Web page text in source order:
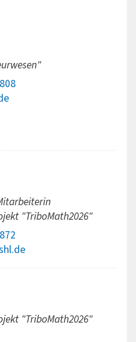
"TriboMath2026"
"TriboMath2026"